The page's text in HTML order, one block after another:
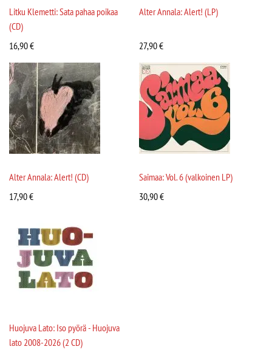
Litku Klemetti: Sata pahaa poikaa
(CD)
16,90€
Alter Annala: Alert! (LP)
27,90€
Alter Annala: Alert! (CD)
17,90€
Saimaa: Vol. 6 (valkoinen LP)
30,90€
Huojuva Lato: Iso pyörä - Huojuva
lato 2008-2026 (2 CD)